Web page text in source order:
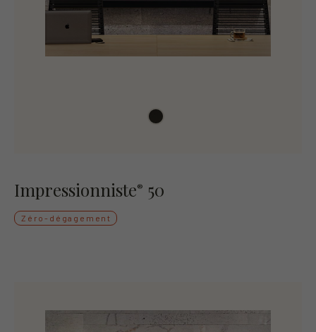
Impressionniste® 50
Zéro-dégagement